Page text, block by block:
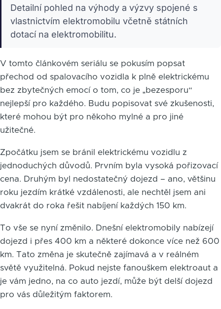
Detailní pohled na výhody a výzvy spojené s
vlastnictvím elektromobilu včetně státních
dotací na elektromobilitu.
V tomto článkovém seriálu se pokusím popsat
přechod od spalovacího vozidla k plně elektrickému
bez zbytečných emocí o tom, co je „bezesporu“
nejlepší pro každého. Budu popisovat své zkušenosti,
které mohou být pro někoho mylné a pro jiné
užitečné.
Zpočátku jsem se bránil elektrickému vozidlu z
jednoduchých důvodů. Prvním byla vysoká pořizovací
cena. Druhým byl nedostatečný dojezd – ano, většinu
roku jezdím krátké vzdálenosti, ale nechtěl jsem ani
dvakrát do roka řešit nabíjení každých 150 km.
To vše se nyní změnilo. Dnešní elektromobily nabízejí
dojezd i přes 400 km a některé dokonce více než 600
km. Tato změna je skutečně zajímavá a v reálném
světě využitelná. Pokud nejste fanouškem elektroaut a
je vám jedno, na co auto jezdí, může být delší dojezd
pro vás důležitým faktorem.